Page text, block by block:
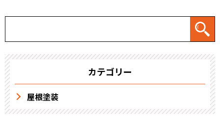
カテゴリー
屋根塗装